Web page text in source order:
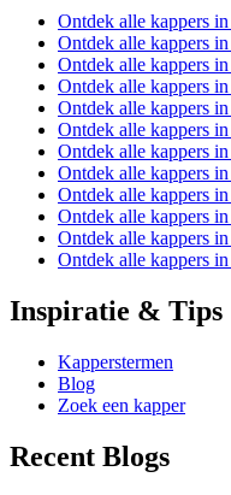
Ontdek alle kappers
Ontdek alle kappers
Ontdek alle kappers
Ontdek alle kappers
Ontdek alle kappers
Ontdek alle kappers
Ontdek alle kappers
Ontdek alle kappers
Ontdek alle kappers
Ontdek alle kappers
Ontdek alle kappers
Ontdek alle kappers
Inspiratie & Tips
Kapperstermen
Blog
Zoek een kapper
Recent Blogs